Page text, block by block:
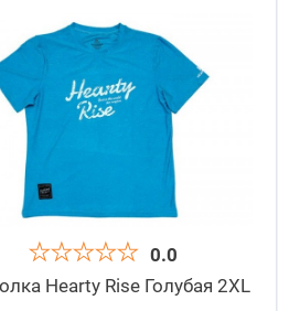
0.0
Hearty Rise Голубая 2XL